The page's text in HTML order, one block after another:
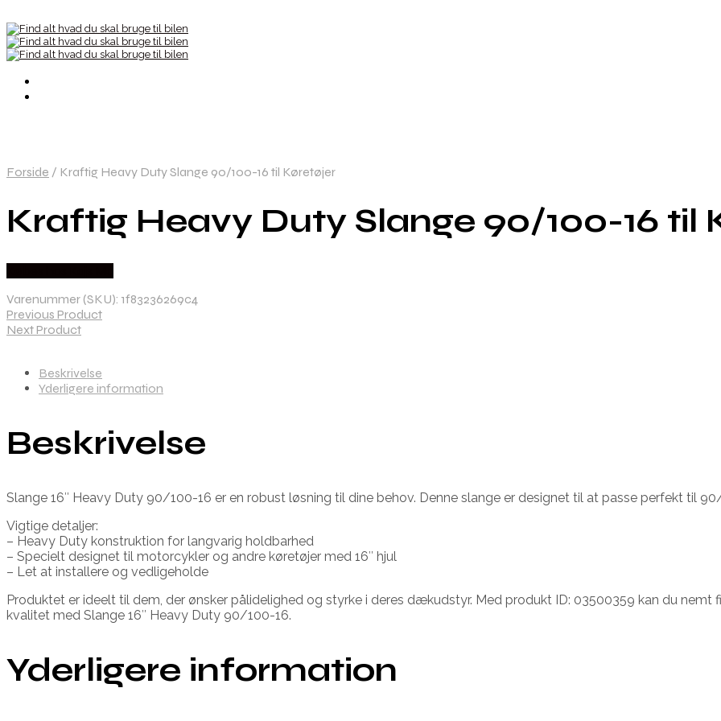
Forside / Kraftig Heavy Duty Slange 90/100-16 til Køretøjer
Kraftig Heavy Duty Slange 90/100-16 til
Varenummer (SKU): 1f83236269c4
Previous Product
Next Product
Beskrivelse
Yderligere information
Beskrivelse
Slange 16″ Heavy Duty 90/100-16 er en robust løsning til dine behov. Denne slange er designet til at passe perfekt til
Vigtige detaljer:
– Heavy Duty konstruktion for langvarig holdbarhed
– Specielt designet til motorcykler og andre køretøjer med 16″ hjul
– Let at installere og vedligeholde
Produktet er ideelt til dem, der ønsker pålidelighed og styrke i deres dækudstyr. Med produkt ID: 03500359 kan du
kvalitet med Slange 16″ Heavy Duty 90/100-16.
Yderligere information